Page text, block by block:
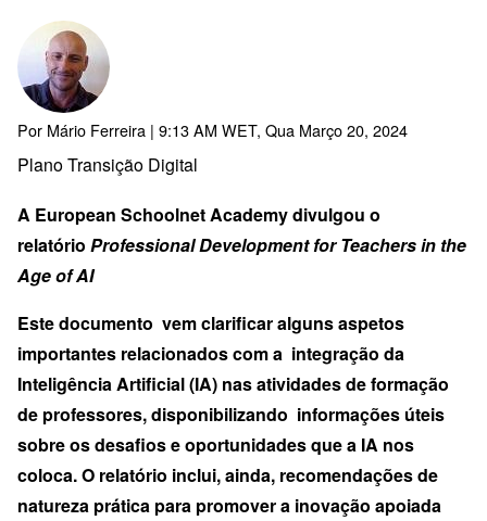
Por Mário Ferreira | 9:13 AM WET, Qua Março 20, 2024
Plano Transição Digital
A European Schoolnet Academy divulgou o
relatório Professional Development for Teachers in the
Age of AI
Este documento vem clarificar alguns aspetos
importantes relacionados com a integração da
Inteligência Artificial (IA) ​​nas atividades de formação
de professores, disponibilizando informações úteis
sobre os desafios e oportunidades que a IA nos
coloca. O relatório inclui, ainda, recomendações de
natureza prática para promover a inovação apoiada